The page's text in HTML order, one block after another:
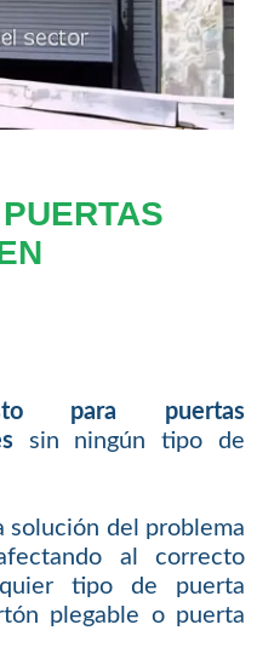
para puertas
sin ningún tipo de
solución del problema
al correcto
tipo de puerta
plegable o puerta